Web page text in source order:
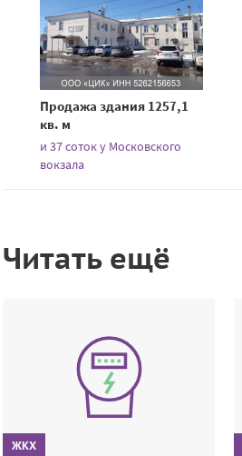
Продажа здания 1257,1
кв. м
и 37 соток у Московского
вокзала
Читать ещё
ЖКХ